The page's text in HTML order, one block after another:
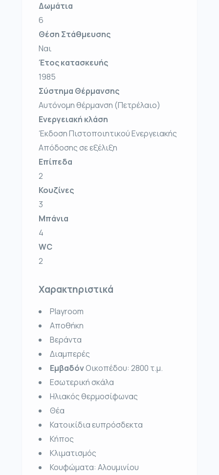
Δωμάτια
6
Θέση Στάθμευσης
Ναι
Έτος κατασκευής
1985
Σύστημα Θέρμανσης
Αυτόνομη θέρμανση (Πετρέλαιο)
Ενεργειακή κλάση
Έκδοση Πιστοποιητικού Ενεργειακής
Απόδοσης σε εξέλιξη
Επίπεδα
2
Κουζίνες
3
Μπάνια
4
WC
2
Χαρακτηριστικά
Playroom
Αποθήκη
Βεράντα
Διαμπερές
ΕμβαδόνΟικοπέδου: 2800 τ.μ.
Εσωτερική σκάλα
Ηλιακός θερμοσίφωνας
Θέα
Κατοικίδια ευπρόσδεκτα
Κήπος
Κλιματισμός
Κουφώματα: Αλουμινίου